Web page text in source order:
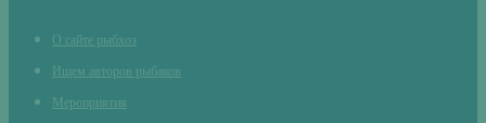
О сайте рыбхоз
Ищем авторов рыбаков
Мероприятия